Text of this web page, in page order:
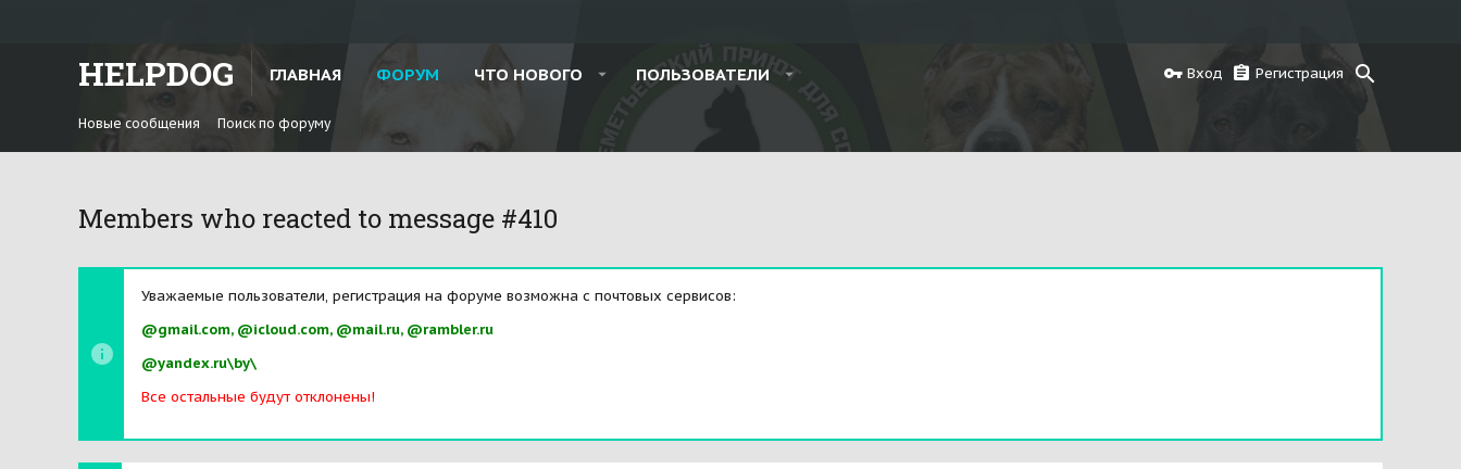
HELPDOG ГЛАВНАЯ ФОРУМ ЧТО НОВОГО ПОЛЬЗОВАТЕЛИ Вход Регистрация
Новые сообщения Поиск по форуму
Members who reacted to message #410
Уважаемые пользователи, регистрация на форуме возможна с почтовых сервисов:
@gmail.com, @icloud.com, @mail.ru, @rambler.ru
@yandex.ru\by\
Все остальные будут отклонены!